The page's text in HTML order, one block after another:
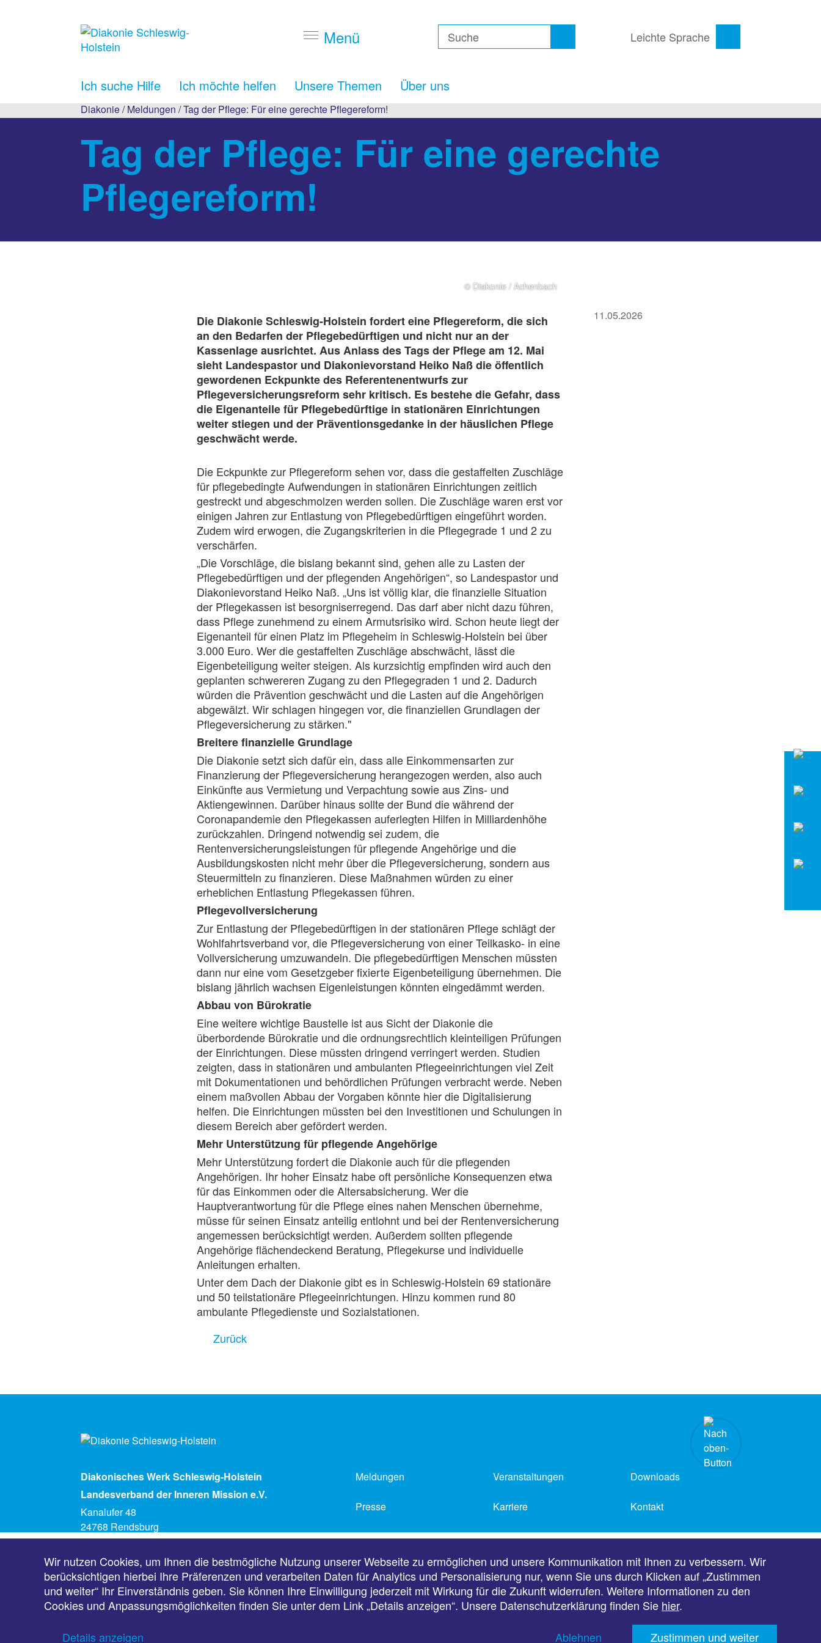
Menü Leichte Sprache
Ich suche Hilfe Ich möchte helfen Unsere Themen Über uns
Diakonie/Meldungen / Tag der Pflege: Für eine gerechte Pflegereform!
Tag der Pflege: Für eine gerechte
Pflegereform!
11.05.2026
© Diakonie / Achenbach
Die Diakonie Schleswig-Holstein fordert eine Pflegereform, die sich
an den Bedarfen der Pflegebedürftigen und nicht nur an der
Kassenlage ausrichtet. Aus Anlass des Tags der Pflege am 12. Mai
sieht Landespastor und Diakonievorstand Heiko Naß die öffentlich
gewordenen Eckpunkte des Referentenentwurfs zur
Pflegeversicherungsreform sehr kritisch. Es bestehe die Gefahr, dass
die Eigenanteile für Pflegebedürftige in stationären Einrichtungen
weiter stiegen und der Präventionsgedanke in der häuslichen Pflege
geschwächt werde.
Die Eckpunkte zur Pflegereform sehen vor, dass die gestaffelten Zuschläge
für pflegebedingte Aufwendungen in stationären Einrichtungen zeitlich
gestreckt und abgeschmolzen werden sollen. Die Zuschläge waren erst vor
einigen Jahren zur Entlastung von Pflegebedürftigen eingeführt worden.
Zudem wird erwogen, die Zugangskriterien in die Pflegegrade 1 und 2 zu
verschärfen.
„Die Vorschläge, die bislang bekannt sind, gehen alle zu Lasten der
Pflegebedürftigen und der pflegenden Angehörigen“, so Landespastor und
Diakonievorstand Heiko Naß. „Uns ist völlig klar, die finanzielle Situation
der Pflegekassen ist besorgniserregend. Das darf aber nicht dazu führen,
dass Pflege zunehmend zu einem Armutsrisiko wird. Schon heute liegt der
Eigenanteil für einen Platz im Pflegeheim in Schleswig-Holstein bei über
3.000 Euro. Wer die gestaffelten Zuschläge abschwächt, lässt die
Eigenbeteiligung weiter steigen. Als kurzsichtig empfinden wird auch den
geplanten schwereren Zugang zu den Pflegegraden 1 und 2. Dadurch
würden die Prävention geschwächt und die Lasten auf die Angehörigen
abgewälzt. Wir schlagen hingegen vor, die finanziellen Grundlagen der
Pflegeversicherung zu stärken."
Breitere finanzielle Grundlage
Die Diakonie setzt sich dafür ein, dass alle Einkommensarten zur
Finanzierung der Pflegeversicherung herangezogen werden, also auch
Einkünfte aus Vermietung und Verpachtung sowie aus Zins- und
Aktiengewinnen. Darüber hinaus sollte der Bund die während der
Coronapandemie den Pflegekassen auferlegten Hilfen in Milliardenhöhe
zurückzahlen. Dringend notwendig sei zudem, die
Rentenversicherungsleistungen für pflegende Angehörige und die
Ausbildungskosten nicht mehr über die Pflegeversicherung, sondern aus
Steuermitteln zu finanzieren. Diese Maßnahmen würden zu einer
erheblichen Entlastung Pflegekassen führen.
Pflegevollversicherung
Zur Entlastung der Pflegebedürftigen in der stationären Pflege schlägt der
Wohlfahrtsverband vor, die Pflegeversicherung von einer Teilkasko- in eine
Vollversicherung umzuwandeln. Die pflegebedürftigen Menschen müssten
dann nur eine vom Gesetzgeber fixierte Eigenbeteiligung übernehmen. Die
bislang jährlich wachsen Eigenleistungen könnten eingedämmt werden.
Abbau von Bürokratie
Eine weitere wichtige Baustelle ist aus Sicht der Diakonie die
überbordende Bürokratie und die ordnungsrechtlich kleinteiligen Prüfungen
der Einrichtungen. Diese müssten dringend verringert werden. Studien
zeigten, dass in stationären und ambulanten Pflegeeinrichtungen viel Zeit
mit Dokumentationen und behördlichen Prüfungen verbracht werde. Neben
einem maßvollen Abbau der Vorgaben könnte hier die Digitalisierung
helfen. Die Einrichtungen müssten bei den Investitionen und Schulungen in
diesem Bereich aber gefördert werden.
Mehr Unterstützung für pflegende Angehörige
Mehr Unterstützung fordert die Diakonie auch für die pflegenden
Angehörigen. Ihr hoher Einsatz habe oft persönliche Konsequenzen etwa
für das Einkommen oder die Altersabsicherung. Wer die
Hauptverantwortung für die Pflege eines nahen Menschen übernehme,
müsse für seinen Einsatz anteilig entlohnt und bei der Rentenversicherung
angemessen berücksichtigt werden. Außerdem sollten pflegende
Angehörige flächendeckend Beratung, Pflegekurse und individuelle
Anleitungen erhalten.
Unter dem Dach der Diakonie gibt es in Schleswig-Holstein 69 stationäre
und 50 teilstationäre Pflegeeinrichtungen. Hinzu kommen rund 80
ambulante Pflegedienste und Sozialstationen.
Zurück
Diakonisches Werk Schleswig-Holstein
Landesverband der Inneren Mission e.V.
Kanalufer 48
24768 Rendsburg
info@diakonie-sh.de
Meldungen Veranstaltungen Downloads
Presse Karriere Kontakt
Impressum Datenschutz Barrierefreiheit
Wir nutzen Cookies, um Ihnen die bestmögliche Nutzung unserer Webseite zu ermöglichen und unsere Kommunikation mit Ihnen zu verbessern. Wir
berücksichtigen hierbei Ihre Präferenzen und verarbeiten Daten für Analytics und Personalisierung nur, wenn Sie uns durch Klicken auf „Zustimmen
und weiter“ Ihr Einverständnis geben. Sie können Ihre Einwilligung jederzeit mit Wirkung für die Zukunft widerrufen. Weitere Informationen zu den
Cookies und Anpassungsmöglichkeiten finden Sie unter dem Link „Details anzeigen“. Unsere Datenschutzerklärung finden Sie hier.
Zustimmen und weiter
Details anzeigen Ablehnen